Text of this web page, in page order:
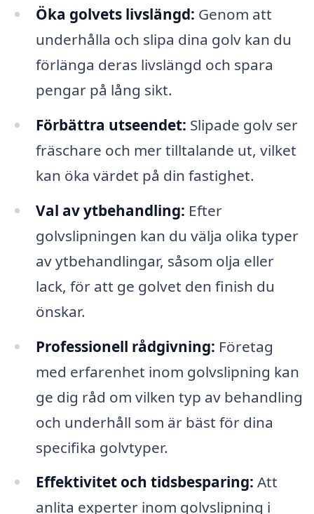
Öka golvets livslängd: Genom att
underhålla och slipa dina golv kan du
förlänga deras livslängd och spara
pengar på lång sikt.
Förbättra utseendet: Slipade golv ser
fräschare och mer tilltalande ut, vilket
kan öka värdet på din fastighet.
Val av ytbehandling: Efter
golvslipningen kan du välja olika typer
av ytbehandlingar, såsom olja eller
lack, för att ge golvet den finish du
önskar.
Professionell rådgivning: Företag
med erfarenhet inom golvslipning kan
ge dig råd om vilken typ av behandling
och underhåll som är bäst för dina
specifika golvtyper.
Effektivitet och tidsbesparing: Att
anlita experter inom golvslipning i